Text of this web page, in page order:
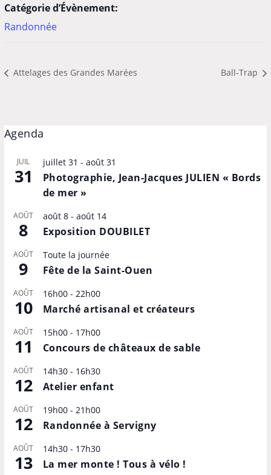
Catégorie d’Évènement:
Randonnée
Attelages des Grandes Marées Ball-Trap
Agenda
JUIL
31
juillet 31 - août 31
Photographie, Jean-Jacques JULIEN « Bords
de mer »
AOÛT
8
août 8- août 14
Exposition DOUBILET
AOÛT
9
Toute la journée
Fête de la Saint-Ouen
AOÛT
10
16h00- 22h00
Marché artisanal et créateurs
AOÛT
11
15h00- 17h00
Concours de châteaux de sable
AOÛT
12
14h30- 16h30
Atelier enfant
AOÛT
12
19h00- 21h00
Randonnée à Servigny
AOÛT
13
14h30- 17h30
La mer monte ! Tous à vélo !